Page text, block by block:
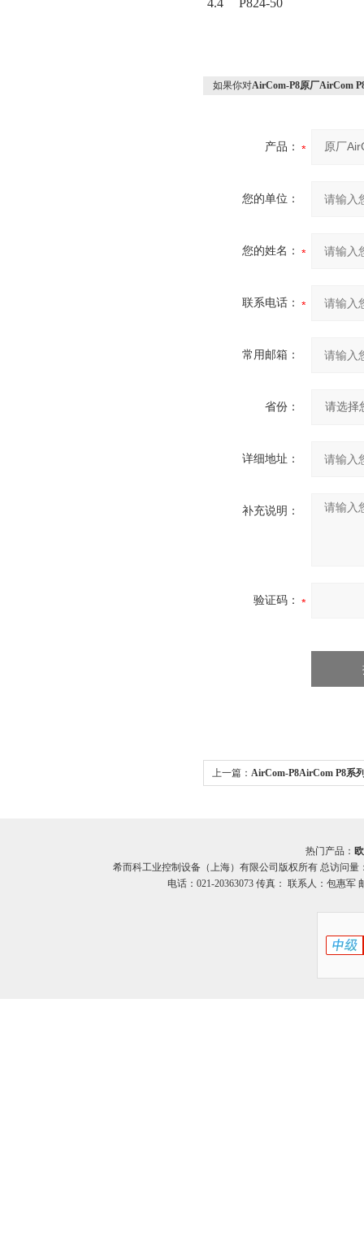
4.4 P824-50
如果你对AirCom-P8原厂AirCom
产品：
您的单位：
您的姓名：
联系电话：
常用邮箱：
省份：
详细地址：
补充说明：
验证码：
上一篇： AirCom-P8AirCom P8系
热门产品：
希而科工业控制设备（上海）有限公司版权所有 总访问量
电话：021-20363073 传真： 联系人：包惠军